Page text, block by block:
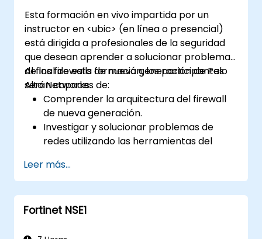
Esta formación en vivo impartida por un
instructor en <ubic> (en línea o presencial)
está dirigida a profesionales de la seguridad
que desean aprender a solucionar problemas
de los firewalls de nueva generación de Palo
Alto Networks.
Al final de esta formación, los participantes
serán capaces de:
Comprender la arquitectura del firewall
de nueva generación.
Investigar y solucionar problemas de
redes utilizando las herramientas del
Analizar registros avanzados para
resolver escenarios del mundo real.
Leer más...
Fortinet NSE1